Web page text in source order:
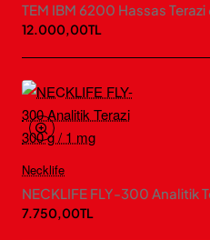
TEM IBM 6200 Hassas
12.000,00TL
Necklife
NECKLIFE FLY-300 Analitik
7.750,00TL